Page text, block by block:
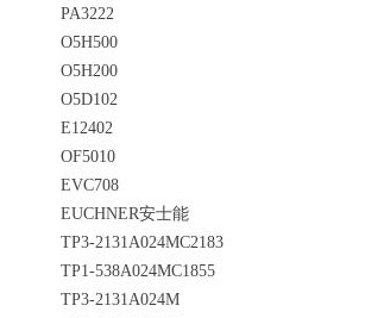
PA3222
O5H500
O5H200
O5D102
E12402
OF5010
EVC708
EUCHNER安士能
TP3-2131A024MC2183
TP1-538A024MC1855
TP3-2131A024M